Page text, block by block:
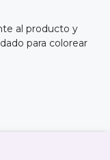
al producto y
para colorear